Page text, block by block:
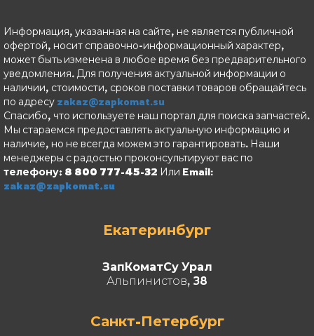
Информация, указанная на сайте, не является публичной
офертой, носит справочно-информационный характер,
может быть изменена в любое время без предварительного
уведомления. Для получения актуальной информации о
наличии, стоимости, сроков поставки товаров обращайтесь
по адресу zakaz@zapkomat.su
Спасибо, что используете наш портал для поиска запчастей.
Мы стараемся предоставлять актуальную информацию и
наличие, но не всегда можем это гарантировать. Наши
менеджеры с радостью проконсультируют вас по
телефону: 8 800 777-45-32 Или Email:
zakaz@zapkomat.su
Екатеринбург
ЗапКоматСу Урал
Альпинистов, 38
Санкт-Петербург